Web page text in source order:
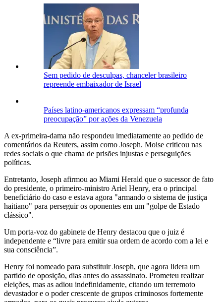
Sem pedido de desculpas, chanceler brasileiro
repreende embaixador de Israel
Países latino-americanos expressam “profunda
preocupação” por ações da Venezuela
A ex-primeira-dama não respondeu imediatamente ao pedido de
comentários da Reuters, assim como Joseph. Moise criticou nas
redes sociais o que chama de prisões injustas e perseguições
políticas.
Entretanto, Joseph afirmou ao Miami Herald que o sucessor de fato
do presidente, o primeiro-ministro Ariel Henry, era o principal
beneficiário do caso e estava agora "armando o sistema de justiça
haitiano" para perseguir os oponentes em um "golpe de Estado
clássico".
Um porta-voz do gabinete de Henry destacou que o juiz é
independente e “livre para emitir sua ordem de acordo com a lei e
sua consciência”.
Henry foi nomeado para substituir Joseph, que agora lidera um
partido de oposição, dias antes do assassinato. Prometeu realizar
eleições, mas as adiou indefinidamente, citando um terremoto
devastador e o poder crescente de grupos criminosos fortemente